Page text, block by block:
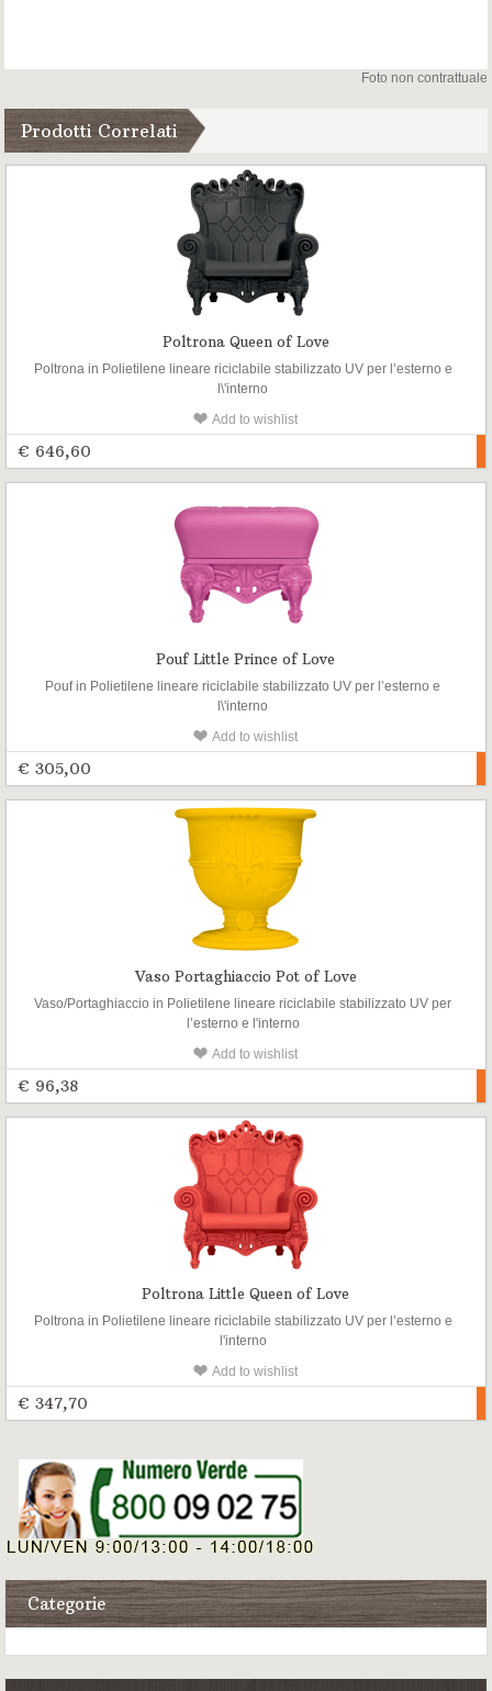
Foto non contrattuale
Prodotti Correlati
Poltrona Queen of Love
Poltrona in Polietilene lineare riciclabile stabilizzato UV per l’esterno e
l\'interno
Add to wishlist
€ 646,60
Pouf Little Prince of Love
Pouf in Polietilene lineare riciclabile stabilizzato UV per l’esterno e
l\'interno
Add to wishlist
€ 305,00
Vaso Portaghiaccio Pot of Love
Vaso/Portaghiaccio in Polietilene lineare riciclabile stabilizzato UV per
l’esterno e l'interno
Add to wishlist
€ 96,38
Poltrona Little Queen of Love
Poltrona in Polietilene lineare riciclabile stabilizzato UV per l’esterno e
l'interno
Add to wishlist
€ 347,70
Categorie